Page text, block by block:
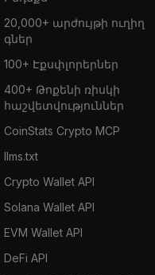
20,000+ արժույթի ուղիղ
գներ
100+ Էքսփլորերներ
400+ Թոքենի ռիսկի
հաշվետվություններ
CoinStats Crypto MCP
llms.txt
Crypto Wallet API
Solana Wallet API
EVM Wallet API
DeFi API